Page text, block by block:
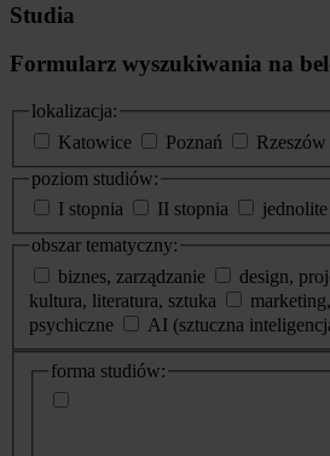
Studia
Formularz wyszukiwania na
lokalizacja:
Katowice
Poznań Rzeszów
poziom studiów:
I stopnia
II stopnia
obszar tematyczny:
biznes, zarządzanie
design,
kultura, literatura, sztuka
psychiczne
AI (sztuczna
dodatkowe
informacje
forma studiów: